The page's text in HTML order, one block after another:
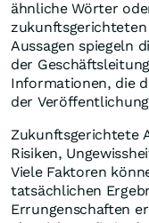
ähnliche Wörter
zukunftsgerichteten
Aussagen spiegeln
der
Informationen, die
der
Zukunftsgerichtete
Risiken,
Viele Faktoren
tatsächlichen
Errungenschaften